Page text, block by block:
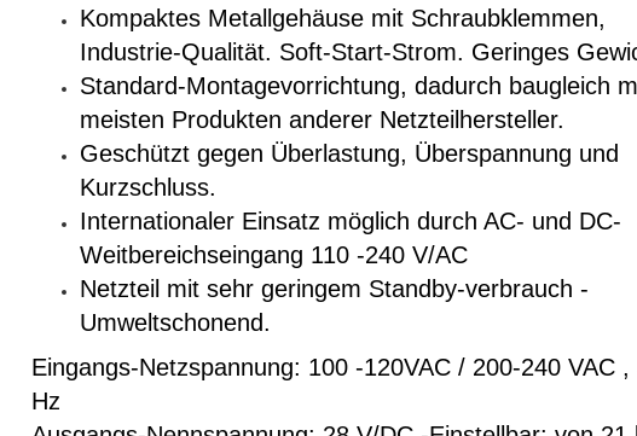
Kompaktes Metallgehäuse mit Schraubklemmen,
Industrie-Qualität. Soft-Start-Strom. Geringes
Standard-Montagevorrichtung, dadurch baugleich
meisten Produkten anderer Netzteilhersteller.
Geschützt gegen Überlastung, Überspannung und
Kurzschluss.
Internationaler Einsatz möglich durch AC- und DC-
Weitbereichseingang 110 -240 V/AC
Netzteil mit sehr geringem Standby-verbrauch -
Umweltschonend.
Eingangs-Netzspannung: 100 -120VAC / 200-240 VAC ,
Hz